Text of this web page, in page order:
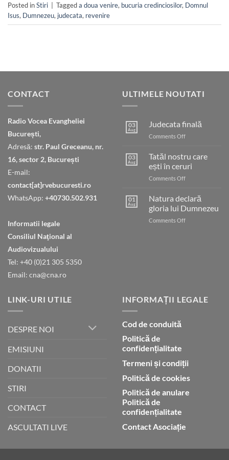
Posted inStiri Taggeda doua venire, bucuria credinciosilor, Domnul
Isus, Dumnezeu, judecata, revenire
CONTACT
Radio Vocea Evangheliei
București,
Adresă: str. Paul Greceanu, nr.
16, sector 2, București
E-mail:
contact[at]rvebucuresti.ro
WhatsApp: +40730.502.931
Informatii legale
Consiliul Naţional al
Audiovizualului
Tel: +40 (0)21 305 5350
Email: cna@cna.ro
ULTIMELE NOUTATI
03
Aug
Judecata finală
Comments Offon
03
Aug
Tatăl nostru care
ești în ceruri
Comments Offon
nostru
care
ești
în
01
Aug
Natura declară
gloria lui Dumnezeu
Comments Offon
LINK-URI UTILE
DESPRE NOI
EMISIUNI
DONATII
STIRI
CONTACT
ASCULTATI LIVE
INFORMAȚII LEGALE
Cod de conduită
Politică de
confidențialitate
Termeni și condiții
Politică de cookies
Politică de anulare
Politică de
confidențialitate
Contact Asociație